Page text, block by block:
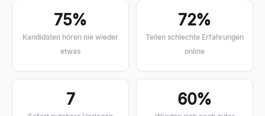
75%
Kandidaten hören nie wieder
etwas
72%
Teilen schlechte Erfahrungen
online
7 60%